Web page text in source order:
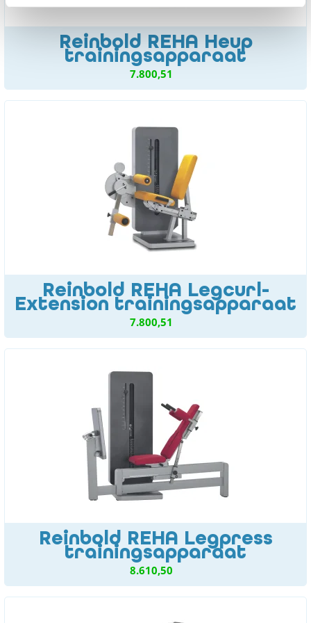
Reinbold REHA Heup
trainingsapparaat
7.800,51
Reinbold REHA Legcurl-
Extension trainingsapparaat
7.800,51
Reinbold REHA Legpress
trainingsapparaat
8.610,50